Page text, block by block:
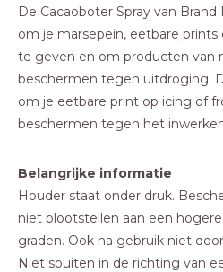
De Cacaoboter Spray van
om je marsepein, eetbare
te geven en om producten van
beschermen tegen uitdroging.
om je eetbare print op icing of
beschermen tegen het
Belangrijke informatie
Houder staat onder druk.
niet blootstellen aan een
graden. Ook na gebruik niet
Niet spuiten in de richting van